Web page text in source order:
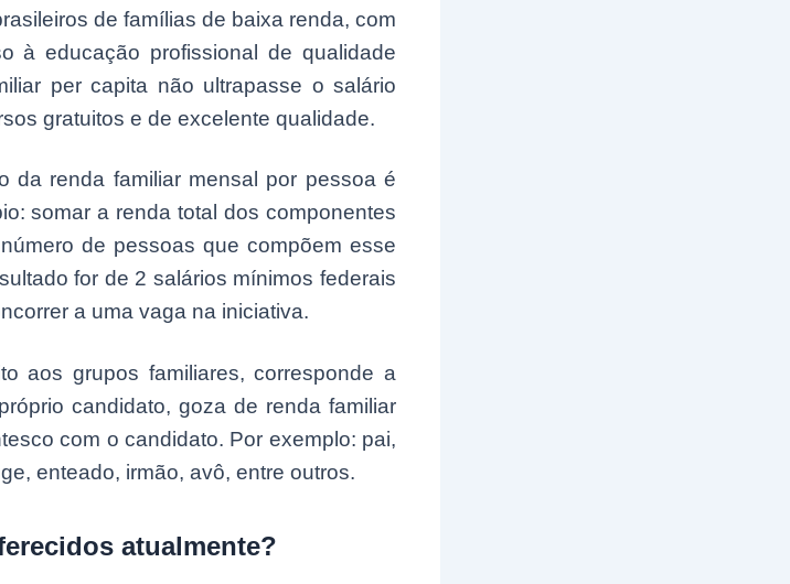
de famílias de baixa renda, com
à educação profissional de qualidade
per capita não ultrapasse o salário
gratuitos e de excelente qualidade.
da renda familiar mensal por pessoa é
somar a renda total dos componentes
de pessoas que compõem esse
for de 2 salários mínimos federais
a uma vaga na iniciativa.
aos grupos familiares, corresponde a
candidato, goza de renda familiar
com o candidato. Por exemplo: pai,
enteado, irmão, avô, entre outros.
atualmente?